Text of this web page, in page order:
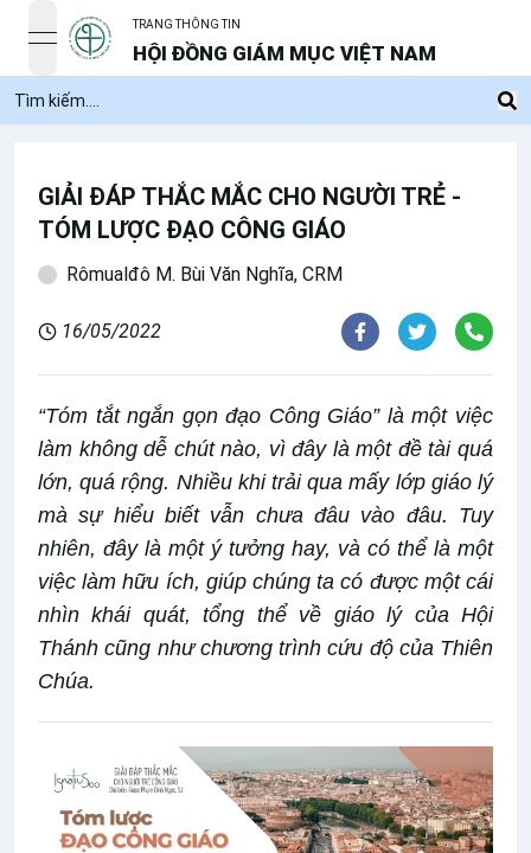
open navigation menu
TRANG THÔNG TIN
HỘI ĐỒNG GIÁM MỤC VIỆT NAM
GIẢI ĐÁP THẮC MẮC CHO NGƯỜI TRẺ -
TÓM LƯỢC ĐẠO CÔNG GIÁO
Rômualđô M. Bùi Văn Nghĩa, CRM
16/05/2022
“Tóm tắt ngắn gọn đạo Công Giáo” là một việc
làm không dễ chút nào, vì đây là một đề tài quá
lớn, quá rộng. Nhiều khi trải qua mấy lớp giáo lý
mà sự hiểu biết vẫn chưa đâu vào đâu. Tuy
nhiên, đây là một ý tưởng hay, và có thể là một
việc làm hữu ích, giúp chúng ta có được một cái
nhìn khái quát, tổng thể về giáo lý của Hội
Thánh cũng như chương trình cứu độ của Thiên
Chúa.